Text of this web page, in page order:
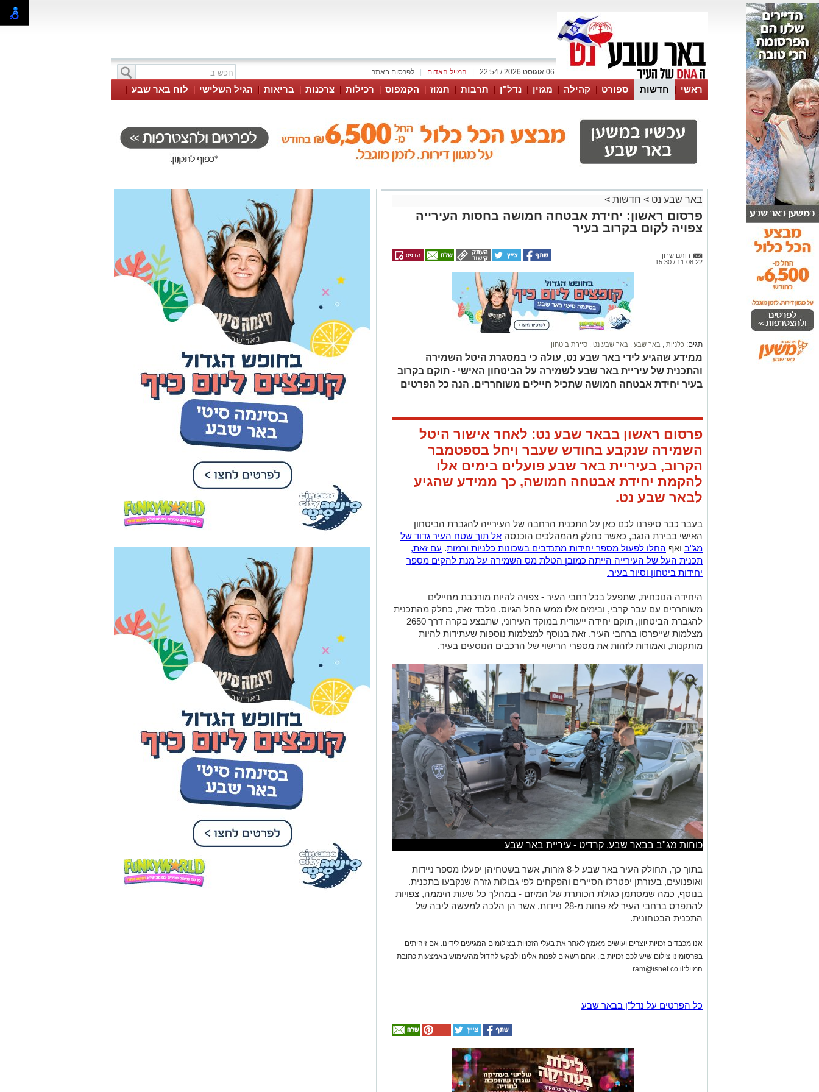
לפרסום באתר המייל האדום 06 אוגוסט 2026 / 22:54
ראשי חדשות ספורט קהילה מגזין נדל"ן תרבות תמוז הקמפוס רכילות צרכנות בריאות הגיל השלישי
לוח באר שבע
באר שבע נט > חדשות >
פרסום ראשון: יחידת אבטחה חמושה בחסות העירייה
צפויה לקום בקרוב בעיר
רותם שרון
11.08.22 / 15:30
תגים: כלניות באר שבע באר שבע נט סיירת ביטחון
ממידע שהגיע לידי באר שבע נט, עולה כי במסגרת היטל השמירה
והתכנית של עיריית באר שבע לשמירה על הביטחון האישי - תוקם בקרוב
בעיר יחידת אבטחה חמושה שתכיל חיילים משוחררים. הנה כל הפרטים
פרסום ראשון בבאר שבע נט: לאחר אישור היטל
השמירה שנקבע בחודש שעבר ויחל בספטמבר
הקרוב, בעיריית באר שבע פועלים בימים אלו
להקמת יחידת אבטחה חמושה, כך ממידע שהגיע
לבאר שבע נט.
בעבר כבר סיפרנו לכם כאן על התכנית הרחבה של העירייה להגברת הביטחון
האישי בבירת הנגב, כאשר כחלק מהמהלכים הוכנסה אל תוך שטח העיר גדוד של
מג"ב ואף החלו לפעול מספר יחידות מתנדבים בשכונות כלניות ורמות. עם זאת,
תכנית העל של העירייה הייתה כמובן הטלת מס השמירה על מנת להקים מספר
יחידות ביטחון וסיור בעיר.
היחידה הנוכחית, שתפעל בכל רחבי העיר - צפויה להיות מורכבת מחיילים
משוחררים עם עבר קרבי, ובימים אלו ממש החל הגיוס. מלבד זאת, כחלק מהתכנית
להגברת הביטחון, תוקם יחידה ייעודית במוקד העירוני, שתבצע בקרה דרך 2650
מצלמות שייפרסו ברחבי העיר. זאת בנוסף למצלמות נוספות שעתידות להיות
מותקנות, ואמורות לזהות את מספרי הרישוי של הרכבים הנוסעים בעיר.
כוחות מג"ב בבאר שבע. קרדיט - עיריית באר שבע
בתוך כך, תחולק העיר באר שבע ל-8 גזרות, אשר בשטחיהן יפעלו מספר ניידות
ואופנועים, בעזרתן יפטרלו הסיירים והפקחים לפי גבולות גזרה שנקבעו בתכנית.
בנוסף, כמה שמסתמן כגולת הכותרת של המיזם - במהלך כל שעות היממה, צפויות
להתפרס ברחבי העיר לא פחות מ-28 ניידות, אשר הן הלכה למעשה ליבה של
התכנית הבטחונית.
אנו מכבדים זכויות יוצרים ועושים מאמץ לאתר את בעלי הזכויות בצילומים המגיעים לידינו. אם זיהיתים
בפרסומינו צילום שיש לכם זכויות בו, אתם רשאים לפנות אלינו ולבקש לחדול מהשימוש באמצעות כתובת
המייל:ram@isnet.co.il
כל הפרטים על נדל"ן בבאר שבע